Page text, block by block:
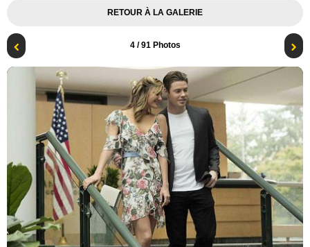
RETOUR À LA GALERIE
4/ 91 Photos